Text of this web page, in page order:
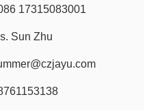
17315083001
Sun Zhu